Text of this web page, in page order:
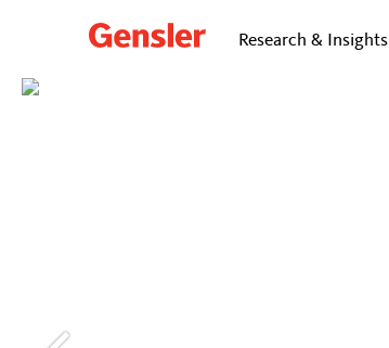
Research & Insights